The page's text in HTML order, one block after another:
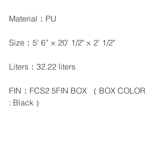
Material：PU
Size：5' 6” × 20' 1/2" × 2' 1/2"
Liters：32.22 liters
FIN：FCS2 5FIN BOX （ BOX COLOR
: Black ）